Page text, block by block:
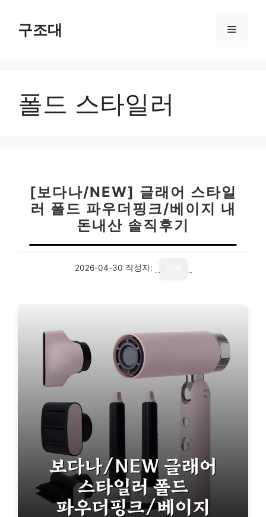
구조대 메
폴드 스타일러
[보다나/NEW] 글래어 스타일
러 폴드 파우더핑크/베이지 내
돈내산 솔직후기
2026-04-30 작성자: